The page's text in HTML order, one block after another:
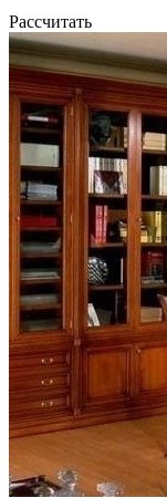
Рассчитать